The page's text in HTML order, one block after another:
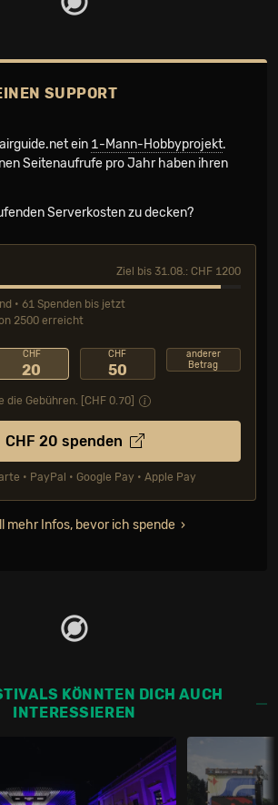
SUPPORT
ein 1-Mann-Hobbyprojekt.
Seiten­aufrufe pro Jahr haben ihren
Serverkosten zu decken?
Ziel bis 31.08.: CHF 1200
• 61 Spenden bis jetzt
2500 erreicht
CHF
20
CHF
50
anderer
Betrag
die Gebühren. [CHF 0.70
CHF 20 spenden
• PayPal • Google Pay • Apple Pay
mehr Infos, bevor ich spende
KÖNNTEN DICH AUCH
INTERESSIEREN